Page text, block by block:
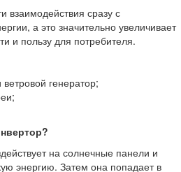
взаимодействия сразу с
а это значительно увеличивает
и пользу для потребителя.
генератор;
на солнечные панели и
энергию. Затем она попадает в